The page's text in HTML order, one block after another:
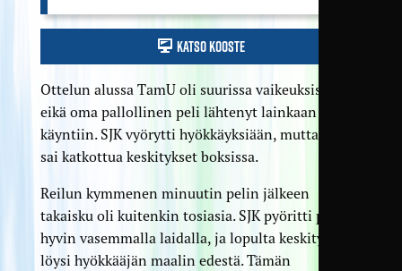
Katso kooste
Ottelun alussa TamU oli suurissa vaikeuksissa,
eikä oma pallollinen peli lähtenyt lainkaan
käyntiin. SJK vyörytti hyökkäyksiään, mutta TamU
sai katkottua keskitykset boksissa.
Reilun kymmenen minuutin pelin jälkeen
takaisku oli kuitenkin tosiasia. SJK pyöritti peliä
hyvin vasemmalla laidalla, ja lopulta keskitys
löysi hyökkääjän maalin edestä. Tämän